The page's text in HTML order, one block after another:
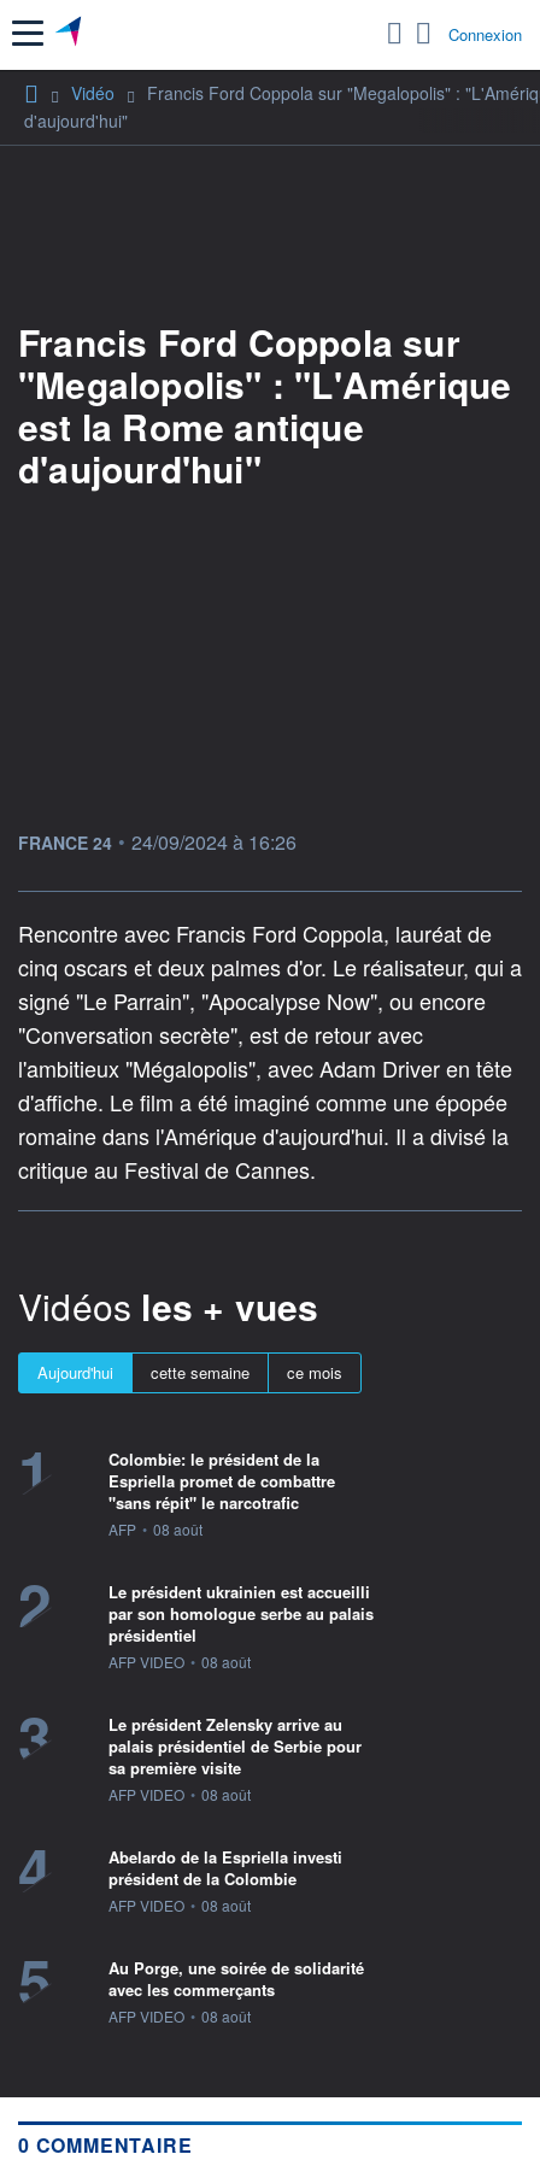
Menu Connexion
Vidéo
Francis Ford Coppola sur "Megalopolis" :
d'aujourd'hui"
Francis Ford Coppola sur
"Megalopolis" : "L'Amérique
est la Rome antique
d'aujourd'hui"
information fournie par
FRANCE 24 • 24/09/2024 à 16:26
Rencontre avec Francis Ford Coppola, lauréat de
cinq oscars et deux palmes d'or. Le réalisateur, qui a
signé "Le Parrain", "Apocalypse Now", ou encore
"Conversation secrète", est de retour avec
l'ambitieux "Mégalopolis", avec Adam Driver en tête
d'affiche. Le film a été imaginé comme une épopée
romaine dans l'Amérique d'aujourd'hui. Il a divisé la
critique au Festival de Cannes.
Vidéos les + vues
Aujourd'hui cette semaine ce mois
1
Colombie: le président de la
Espriella promet de combattre
"sans répit" le narcotrafic
information fournie par
AFP • 08 août
2
Le président ukrainien est accueilli
par son homologue serbe au palais
présidentiel
information fournie par
AFP VIDEO • 08 août
3
Le président Zelensky arrive au
palais présidentiel de Serbie pour
sa première visite
information fournie par
AFP VIDEO • 08 août
4
Abelardo de la Espriella investi
président de la Colombie
information fournie par
AFP VIDEO • 08 août
5
Au Porge, une soirée de solidarité
avec les commerçants
information fournie par
AFP VIDEO • 08 août
0 COMMENTAIRE